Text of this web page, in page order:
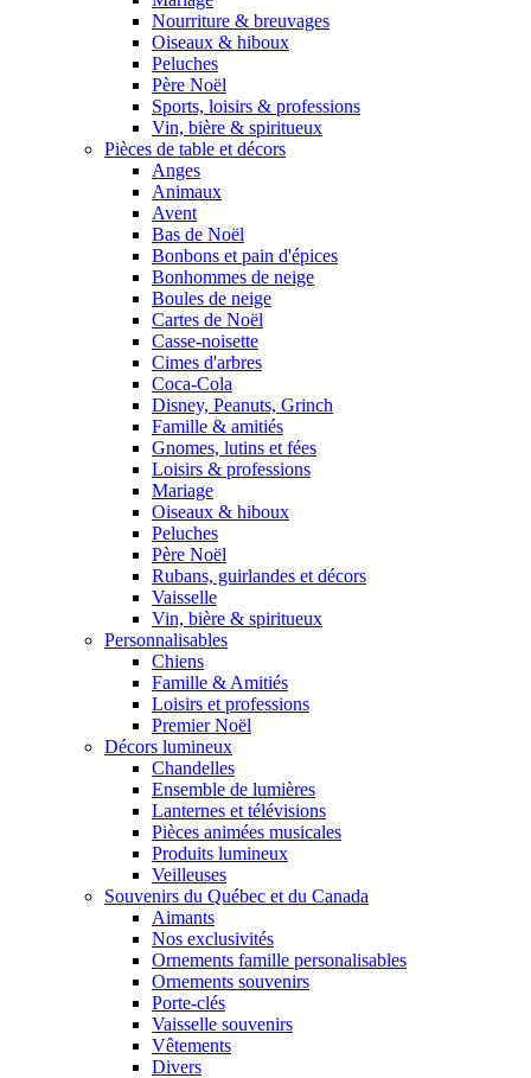
Nourriture & breuvages
Oiseaux & hiboux
Peluches
Père Noël
Sports, loisirs & professions
Vin, bière & spiritueux
Pièces de table et décors
Anges
Animaux
Avent
Bas de Noël
Bonbons et pain d'épices
Bonhommes de neige
Boules de neige
Cartes de Noël
Casse-noisette
Cimes d'arbres
Coca-Cola
Disney, Peanuts, Grinch
Famille & amitiés
Gnomes, lutins et fées
Loisirs & professions
Mariage
Oiseaux & hiboux
Peluches
Père Noël
Rubans, guirlandes et décors
Vaisselle
Vin, bière & spiritueux
Personnalisables
Chiens
Famille & Amitiés
Loisirs et professions
Premier Noël
Décors lumineux
Chandelles
Ensemble de lumières
Lanternes et télévisions
Pièces animées musicales
Produits lumineux
Veilleuses
Souvenirs du Québec et du Canada
Aimants
Nos exclusivités
Ornements famille personalisables
Ornements souvenirs
Porte-clés
Vaisselle souvenirs
Vêtements
Divers